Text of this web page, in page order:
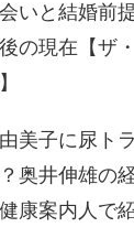
いと結婚前
の現在【ザ
美子に尿ト
奥井伸雄の
康案内人で紹